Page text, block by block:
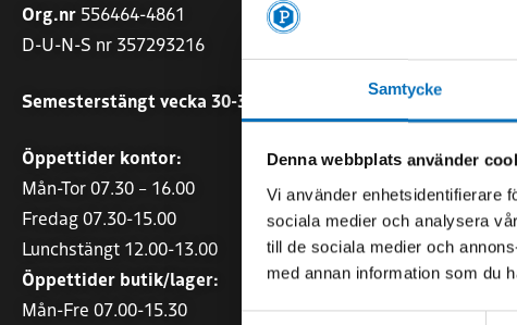
Samtycke
Denna webbplats använder
Vi använder enhetsidentifierare
sociala medier och analysera
till de sociala medier och
med annan information som du
Org.nr 556464-4861
D-U-N-S nr 357293216
Semesterstängt vecka 30-31
Öppettider kontor:
Mån-Tor 07.30 – 16.00
Fredag 07.30-15.00
Lunchstängt 12.00-13.00
Öppettider butik/lager:
Mån-Fre 07.00-15.30
Mån-Fre 07.00-
Öppettider:
Mån-Tor 07.00 –
Fredag 07.00-
+46 (0)140 - 36